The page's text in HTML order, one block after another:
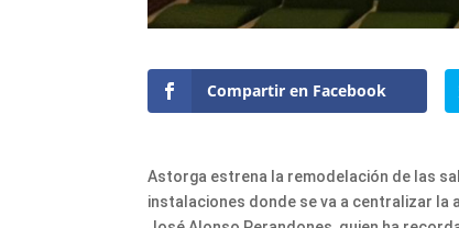
Compartir en Facebook
Astorga estrena la remodelación de las
instalaciones donde se va a centralizar la